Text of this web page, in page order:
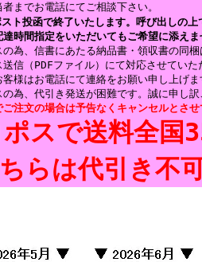
までお電話にてご相談下さい。
ト投函で終了いたします。呼び出しの上
時間指定をいただいてもご希望に添えま
為、信書にあたる納品書・領収書の同梱
信（PDFファイル）にて対応させていた
様はお電話にて連絡をお願い申し上げま
為、代引き発送が困難です。誠に申し訳
注文の場合は予告なくキャンセルとさせ
スで送料全国
らは代引き不